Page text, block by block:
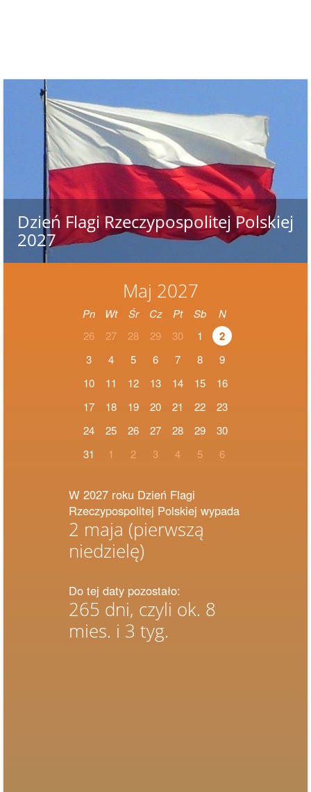
Maj 2027
Pn Wt Śr Cz Pt Sb
N
26
27 28 29 30 1 2
3 4 5 6 7 8
9
10
11 12 13 14 15
16
17
18 19 20 21 22
23
24
25 26 27 28 29
30
31
1 2 3 4 5 6
W 2027 roku Dzień Flagi
Rzeczypospolitej Polskiej wypada
2 maja (pierwszą
niedzielę)
Do tej daty pozostało:
265 dni, czyli ok. 8
mies. i 3 tyg.
Dzień Flagi Rzeczypospolitej Polskiej
2027